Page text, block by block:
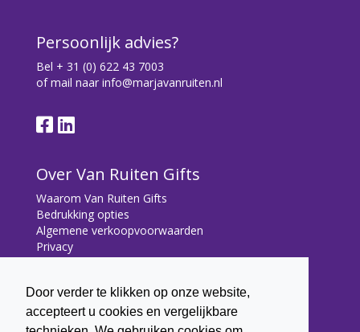
Door verder te klikken op onze website,
accepteert u cookies en vergelijkbare
Persoonlijk advies?
Bel + 31 (0) 622 43 7003
of mail naar info@marjavanruiten.nl
Over Van Ruiten Gifts
Waarom Van Ruiten Gifts
Bedrukking opties
Algemene verkoopvoorwaarden
Privacy
Contact
Contact
Bryonialaan 5